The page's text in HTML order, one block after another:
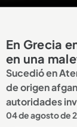
En Grecia
en una
Sucedió en
de origen
autoridades
04 de agosto de